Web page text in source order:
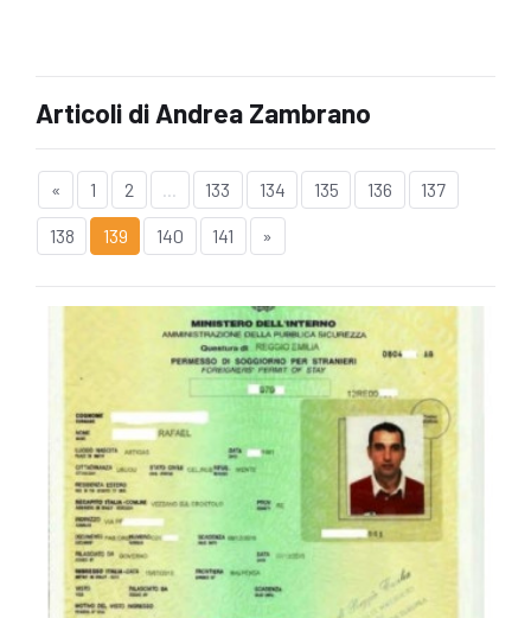
Articoli di Andrea Zambrano
« 1 2 133 134 135 136 137
138 139 140 141 »